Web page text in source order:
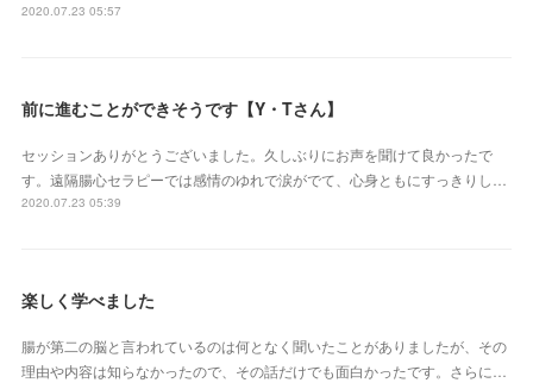
2020.07.23 05:57
前に進むことができそうです【Y・Tさん】
セッションありがとうございました。久しぶりにお声を聞けて良かったで
す。遠隔腸心セラピーでは感情のゆれで涙がでて、心身ともにすっきりし…
2020.07.23 05:39
楽しく学べました
腸が第二の脳と言われているのは何となく聞いたことがありましたが、その
理由や内容は知らなかったので、その話だけでも面白かったです。さらに…